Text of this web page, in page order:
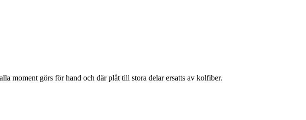
moment görs för hand och där plåt till stora delar ersatts av kolfiber.